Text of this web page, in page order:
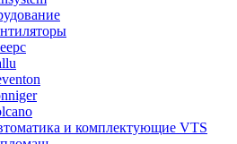
и комплектующие VTS